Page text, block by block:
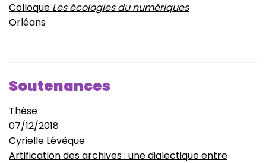
Colloque Les écologies du numériques
Orléans
Soutenances
Thèse
07/12/2018
Cyrielle Lévêque
Artification des archives : une dialectique entre